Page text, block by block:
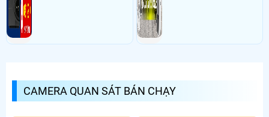
CAMERA QUAN SÁT BÁN CHẠY